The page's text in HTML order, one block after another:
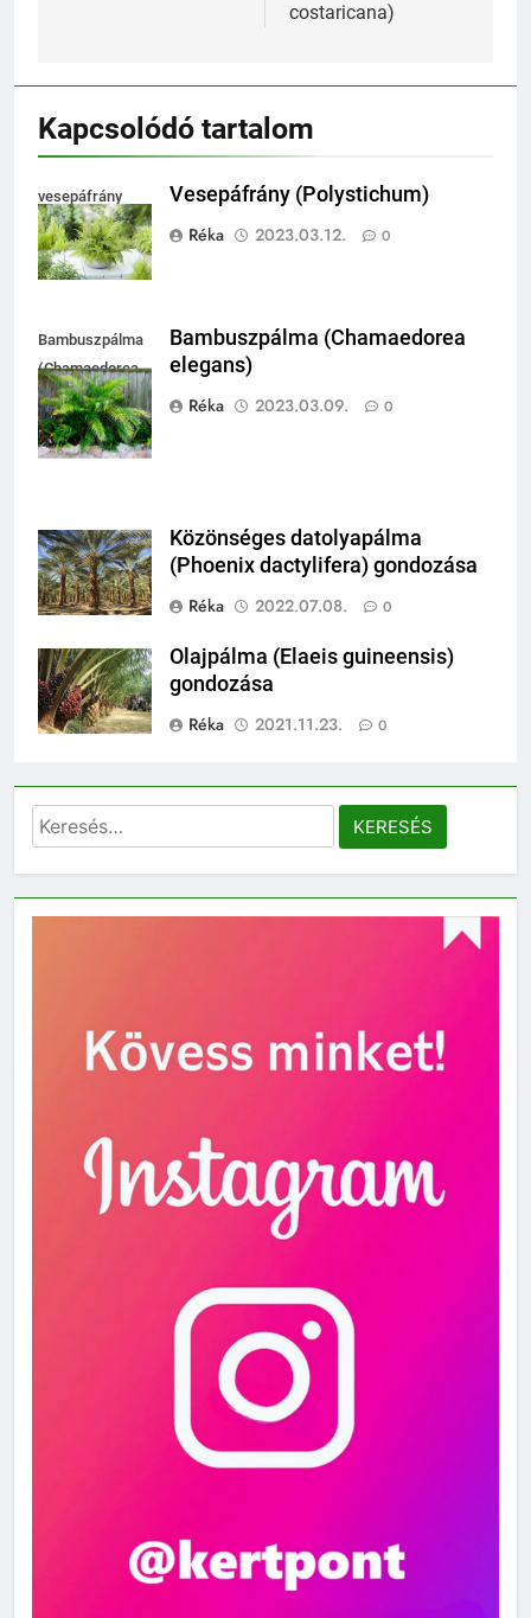
costaricana)
Kapcsolódó tartalom
vesepáfrány
Vesepáfrány (Polystichum)
Réka
2023.03.12. 0
Bambuszpálma
(Chamaedorea
elegans)
Bambuszpálma (Chamaedorea
elegans)
Réka
2023.03.09. 0
Közönséges datolyapálma
(Phoenix dactylifera) gondozása
Réka
2022.07.08. 0
Olajpálma (Elaeis guineensis)
gondozása
Réka
2021.11.23. 0
Keresés: